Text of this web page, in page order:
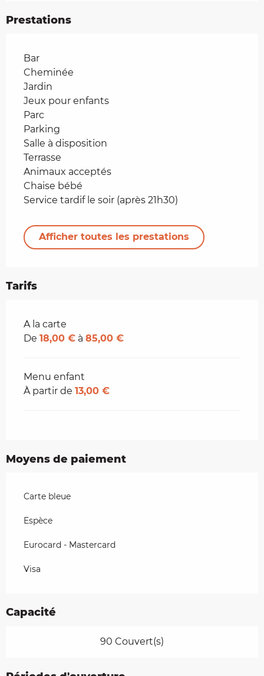
Prestations
Bar
Cheminée
Jardin
Jeux pour enfants
Parc
Parking
Salle à disposition
Terrasse
Animaux acceptés
Chaise bébé
Service tardif le soir (après 21h30)
Afficher toutes les prestations
Tarifs
Tarifs 2026
A la carte
De 18,00 € à 85,00 €
Menu enfant
À partir de 13,00 €
Moyens de paiement
Carte bleue
Espèce
Eurocard - Mastercard
Visa
Capacité
90 Couvert(s)